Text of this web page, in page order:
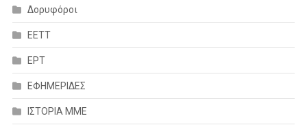
Δορυφόροι
ΕΕΤΤ
ΕΡΤ
ΕΦΗΜΕΡΙΔΕΣ
ΙΣΤΟΡΙΑ ΜΜΕ